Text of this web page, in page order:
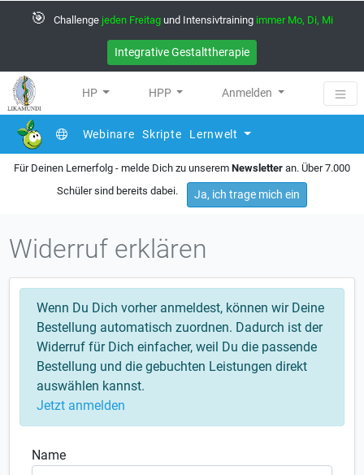
🎯 Challenge jeden Freitag und Intensivtraining immer Mo, Di, Mi
Integrative Gestalttherapie
HP HPP Anmelden
Webinare Skripte Lernwelt
Für Deinen Lernerfolg - melde Dich zu unserem Newsletter an. Über 7.000
Schüler sind bereits dabei.
Ja, ich trage mich ein
Widerruf erklären
Wenn Du Dich vorher anmeldest, können wir Deine
Bestellung automatisch zuordnen. Dadurch ist der
Widerruf für Dich einfacher, weil Du die passende
Bestellung und die gebuchten Leistungen direkt
auswählen kannst.
Jetzt anmelden
Name